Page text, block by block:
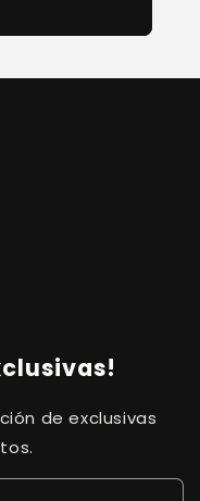
de exclusivas